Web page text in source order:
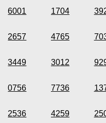
6001 1704
2657 4765
3449 3012
0756 7736
2536 4259